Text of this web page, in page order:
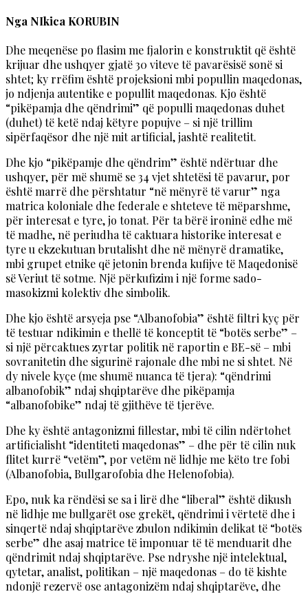
Nga NIkica KORUBIN
Dhe meqenëse po flasim me fjalorin e konstruktit që është
krijuar dhe ushqyer gjatë 30 viteve të pavarësisë sonë si
shtet; ky rrëfim është projeksioni mbi popullin maqedonas,
jo ndjenja autentike e popullit maqedonas. Kjo është
“pikëpamja dhe qëndrimi” që populli maqedonas duhet
(duhet) të ketë ndaj këtyre popujve – si një trillim
sipërfaqësor dhe një mit artificial, jashtë realitetit.
Dhe kjo “pikëpamje dhe qëndrim” është ndërtuar dhe
ushqyer, për më shumë se 34 vjet shtetësi të pavarur, por
është marrë dhe përshtatur “në mënyrë të varur” nga
matrica koloniale dhe federale e shteteve të mëparshme,
për interesat e tyre, jo tonat. Për ta bërë ironinë edhe më
të madhe, në periudha të caktuara historike interesat e
tyre u ekzekutuan brutalisht dhe në mënyrë dramatike,
mbi grupet etnike që jetonin brenda kufijve të Maqedonisë
së Veriut të sotme. Një përkufizim i një forme sado-
masokizmi kolektiv dhe simbolik.
Dhe kjo është arsyeja pse “Albanofobia” është filtri kyç për
të testuar ndikimin e thellë të konceptit të “botës serbe” –
si një përcaktues zyrtar politik në raportin e BE-së – mbi
sovranitetin dhe sigurinë rajonale dhe mbi ne si shtet. Në
dy nivele kyçe (me shumë nuanca të tjera): “qëndrimi
albanofobik” ndaj shqiptarëve dhe pikëpamja
“albanofobike” ndaj të gjithëve të tjerëve.
Dhe ky është antagonizmi fillestar, mbi të cilin ndërtohet
artificialisht “identiteti maqedonas” – dhe për të cilin nuk
flitet kurrë “vetëm”, por vetëm në lidhje me këto tre fobi
(Albanofobia, Bullgarofobia dhe Helenofobia).
Epo, nuk ka rëndësi se sa i lirë dhe “liberal” është dikush
në lidhje me bullgarët ose grekët, qëndrimi i vërtetë dhe i
sinqertë ndaj shqiptarëve zbulon ndikimin delikat të “botës
serbe” dhe asaj matrice të imponuar të të menduarit dhe
qëndrimit ndaj shqiptarëve. Pse ndryshe një intelektual,
qytetar, analist, politikan – një maqedonas – do të kishte
ndonjë rezervë ose antagonizëm ndaj shqiptarëve, dhe